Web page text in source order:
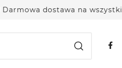
dostawa na wszystkie